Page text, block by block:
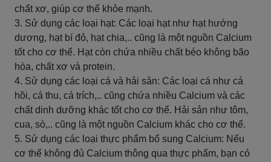
chất xơ, giúp cơ thể khỏe mạnh.
3. Sử dụng các loại hạt: Các loại hạt như hạt hướng
dương, hạt bí đỏ, hạt chia,.. cũng là một nguồn Calcium
tốt cho cơ thể. Hạt còn chứa nhiều chất béo không bão
hòa, chất xơ và protein.
4. Sử dụng các loại cá và hải sản: Các loại cá như cá
hồi, cá thu, cá trích,.. cũng chứa nhiều Calcium và các
chất dinh dưỡng khác tốt cho cơ thể. Hải sản như tôm,
cua, sò,.. cũng là một nguồn Calcium khác cho cơ thể.
5. Sử dụng các loại thực phẩm bổ sung Calcium: Nếu
cơ thể không đủ Calcium thông qua thực phẩm, bạn có